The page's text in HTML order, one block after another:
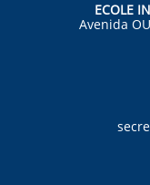
ECOLE
Avenida